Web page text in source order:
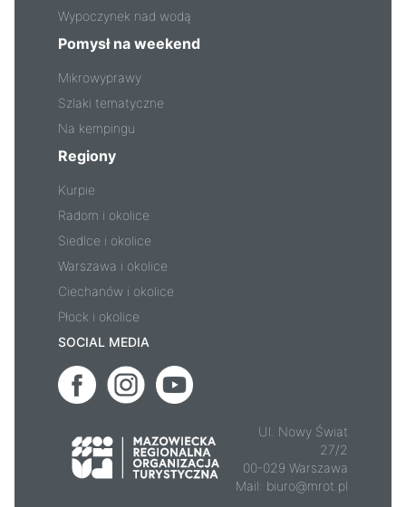
Wypoczynek nad wodą
Pomysł na weekend
Mikrowyprawy
Szlaki tematyczne
Na kempingu
Regiony
Kurpie
Radom i okolice
Siedlce i okolice
Warszawa i okolice
Ciechanów i okolice
Płock i okolice
SOCIAL MEDIA
Ul. Nowy Świat
27/2
00-029 Warszawa
Mail: biuro@mrot.pl